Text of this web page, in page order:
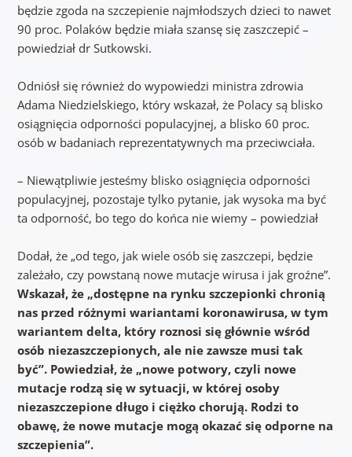
będzie zgoda na szczepienie najmłodszych dzieci to nawet
90 proc. Polaków będzie miała szansę się zaszczepić –
powiedział dr Sutkowski.
Odniósł się również do wypowiedzi ministra zdrowia
Adama Niedzielskiego, który wskazał, że Polacy są blisko
osiągnięcia odporności populacyjnej, a blisko 60 proc.
osób w badaniach reprezentatywnych ma przeciwciała.
– Niewątpliwie jesteśmy blisko osiągnięcia odporności
populacyjnej, pozostaje tylko pytanie, jak wysoka ma być
ta odporność, bo tego do końca nie wiemy – powiedział
Dodał, że „od tego, jak wiele osób się zaszczepi, będzie
zależało, czy powstaną nowe mutacje wirusa i jak groźne”.
Wskazał, że „dostępne na rynku szczepionki chronią
nas przed różnymi wariantami koronawirusa, w tym
wariantem delta, który roznosi się głównie wśród
osób niezaszczepionych, ale nie zawsze musi tak
być”. Powiedział, że „nowe potwory, czyli nowe
mutacje rodzą się w sytuacji, w której osoby
niezaszczepione długo i ciężko chorują. Rodzi to
obawę, że nowe mutacje mogą okazać się odporne na
szczepienia”.